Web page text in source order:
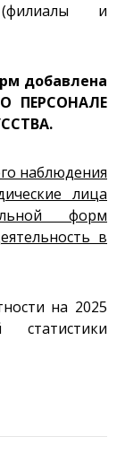
(филиалы и
добавлена
ПЕРСОНАЛЕ
наблюдения
лица
форм
в
на 2025